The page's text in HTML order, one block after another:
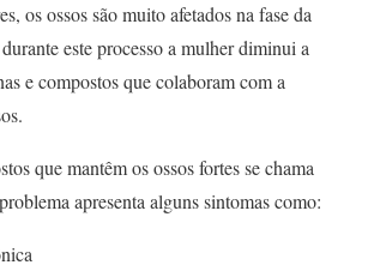
os ossos são muito afetados na fase da
este processo a mulher diminui a
e compostos que colaboram com a
que mantêm os ossos fortes se chama
apresenta alguns sintomas como: